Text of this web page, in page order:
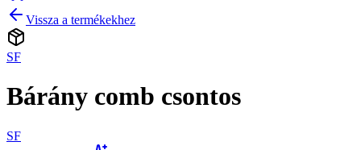
Vissza a termékekhez
SF
Bárány comb csontos
SF